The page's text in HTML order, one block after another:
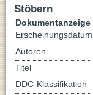
Stöbern
Dokumentanzeige
Erscheinungsdatum
Autoren
Titel
DDC-Klassifikation